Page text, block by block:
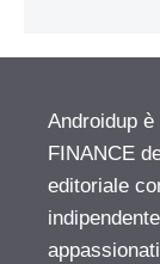
Androidup
FINANCE
editoriale